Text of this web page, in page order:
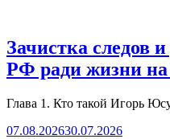
Зачистка следов
РФ ради жизни на
Глава 1. Кто такой Игорь
07.08.202630.07.2026